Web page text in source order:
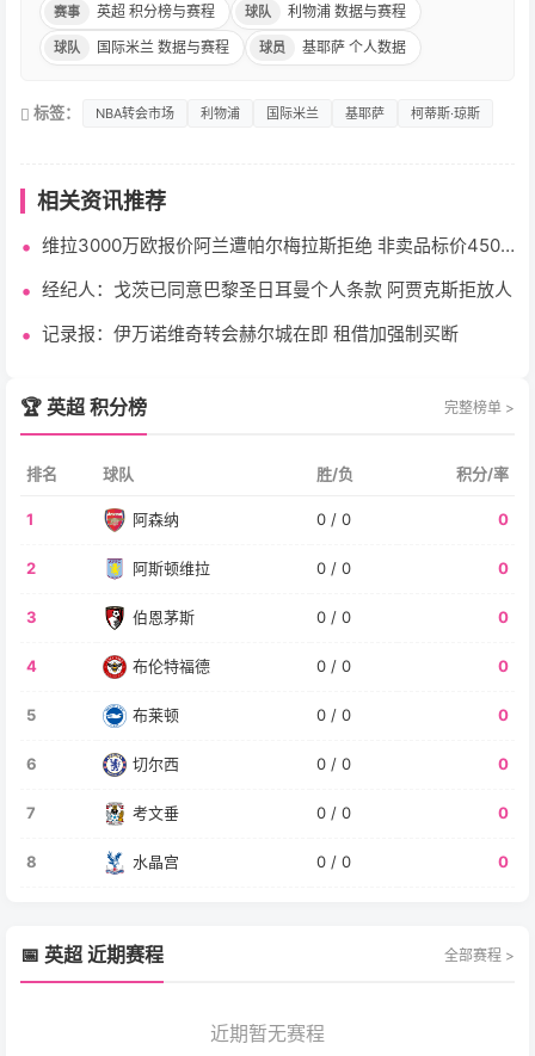
赛事 英超 积分榜与赛程 球队 利物浦 数据与赛程
球队 国际米兰 数据与赛程 球员 基耶萨 个人数据
标签： NBA转会市场 利物浦 国际米兰 基耶萨 柯蒂斯·琼斯
相关资讯推荐
维拉3000万欧报价阿兰遭帕尔梅拉斯拒绝 非卖品标价4500
经纪人：戈茨已同意巴黎圣日耳曼个人条款 阿贾克斯拒放人
记录报：伊万诺维奇转会赫尔城在即 租借加强制买断
🏆 英超 积分榜 完整榜单 >
排名 球队 胜/负 积分/率
1 阿森纳 0 / 0 0
2 阿斯顿维拉 0 / 0 0
3 伯恩茅斯 0 / 0 0
4 布伦特福德 0 / 0 0
5 布莱顿 0 / 0 0
6 切尔西 0 / 0 0
7 考文垂 0 / 0 0
8 水晶宫 0 / 0 0
📅 英超 近期赛程 全部赛程 >
近期暂无赛程